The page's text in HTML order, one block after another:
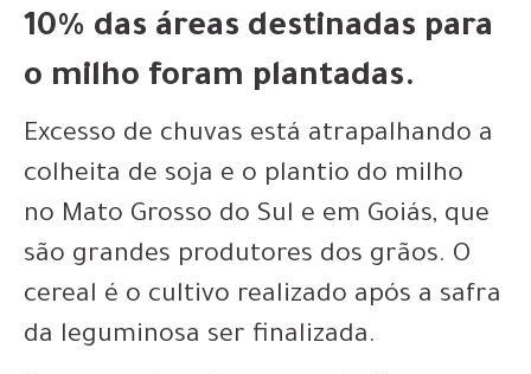
10% das áreas destinadas para
o milho foram plantadas.
Excesso de chuvas está atrapalhando a
colheita de soja e o plantio do milho
no Mato Grosso do Sul e em Goiás, que
são grandes produtores dos grãos. O
cereal é o cultivo realizado após a safra
da leguminosa ser finalizada.